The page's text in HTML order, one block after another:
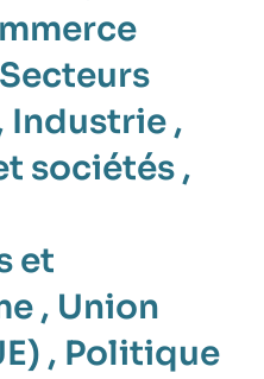
Secteurs
Industrie ,
sociétés ,
et
, Union
, Politique